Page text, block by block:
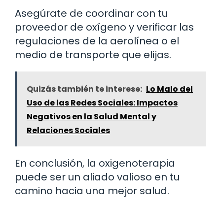
Asegúrate de coordinar con tu
proveedor de oxígeno y verificar las
regulaciones de la aerolínea o el
medio de transporte que elijas.
Quizás también te interese: Lo Malo del
Uso de las Redes Sociales: Impactos
Negativos en la Salud Mental y
Relaciones Sociales
En conclusión, la oxigenoterapia
puede ser un aliado valioso en tu
camino hacia una mejor salud.